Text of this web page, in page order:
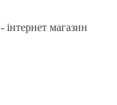
- інтернет магазин